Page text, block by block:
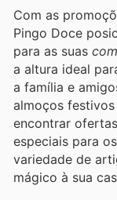
Com as
Pingo Doce
para as suas
a altura ideal
a família e
almoços
encontrar
especiais para
variedade de
mágico à sua